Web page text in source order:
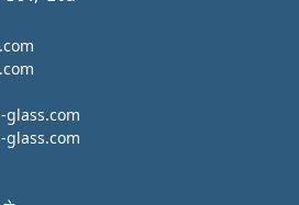
glass.com
glass.com